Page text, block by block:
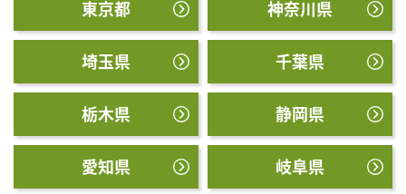
東京都 神奈川県
埼玉県 千葉県
栃木県 静岡県
愛知県 岐阜県